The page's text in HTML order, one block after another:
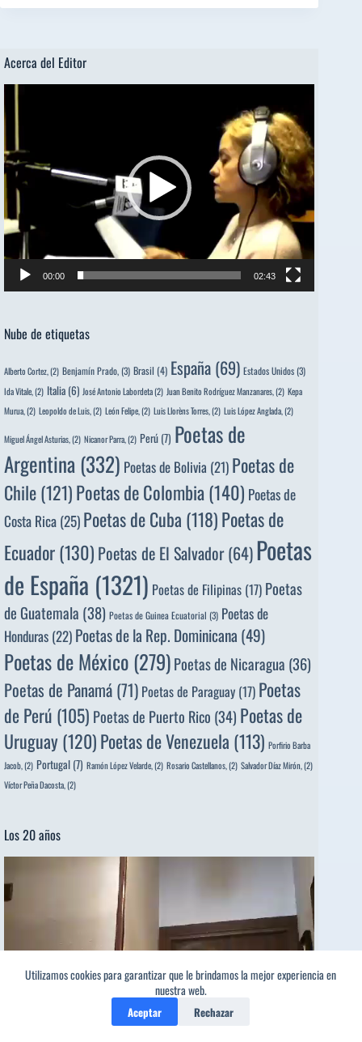
Utilizamos cookies para garantizar que le brindamos la mejor experiencia en
nuestra web.
Aceptar Rechazar
Acerca del Editor
de
vídeo
00:00 02:43
Nube de etiquetas
Alberto Cortez, (2) Benjamín Prado,(3) Brasil (4) España (69) Estados Unidos(3)
Ida Vitale, (2) Italia (6) José Antonio Labordeta(2) Juan Benito Rodríguez Manzanares, (2) Kepa
Murua, (2) Leopoldo de Luis, (2) León Felipe, (2) Luis Llorèns Torres, (2) Luis López Anglada, (2)
Miguel Ángel Asturias, (2) Nicanor Parra, (2) Perú (7) Poetas de
Argentina (332) Poetas de Bolivia (21) Poetas de
Chile(121)Poetas de Colombia(140) Poetas de
Costa Rica(25)Poetas de Cuba (118)Poetas de
Ecuador(130) Poetas de El Salvador(64)Poetas
de España (1321) Poetas de Filipinas (17) Poetas
de Guatemala (38) Poetas de Guinea Ecuatorial (3) Poetas de
Honduras (22) Poetas de la Rep. Dominicana (49)
Poetas de México(279)Poetas de Nicaragua (36)
Poetas de Panamá (71) Poetas de Paraguay (17) Poetas
de Perú (105) Poetas de Puerto Rico (34) Poetas de
Uruguay(120)Poetas de Venezuela (113) Porfirio Barba
Jacob, (2) Portugal (7) Ramón López Velarde, (2) Rosario Castellanos, (2) Salvador Díaz Mirón, (2)
Víctor Peña Dacosta, (2)
Los 20 años
de
vídeo